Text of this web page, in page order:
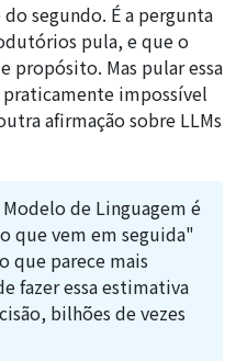
segundo. É a pergunta
pula, e que o
propósito. Mas pular essa
impossível
afirmação sobre LLMs
de Linguagem é
que vem em seguida"
que parece mais
fazer essa estimativa
bilhões de vezes